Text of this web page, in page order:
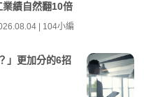
業績自然翻10倍
| 104小編
」更加分的6招